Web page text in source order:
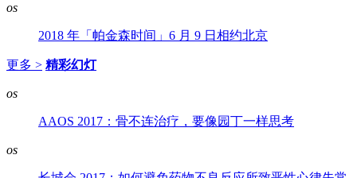
os
2018 年「帕金森时间」6 月 9 日相约北京
更多 > 精彩幻灯
os
AAOS 2017：骨不连治疗，要像园丁一样思考
os